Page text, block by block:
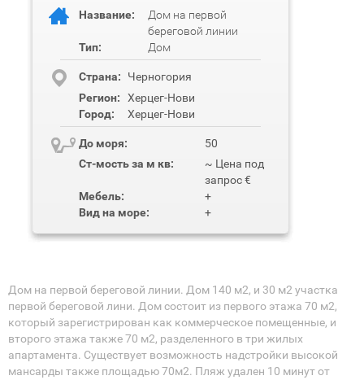
Название:
Дом на первой
береговой линии
Тип:
Дом
Cтрана:
Черногория
Регион:
Херцег-Нови
Город:
Херцег-Нови
До моря:
50
Ст-мость за м кв:
~ Цена под
запрос €
Мебель:
+
Вид на море:
+
Дом на первой береговой линии. Дом 140 м2, и 30 м2 участка
первой береговой лини. Дом состоит из первого этажа 70 м2,
который зарегистрирован как коммерческое помещенные, и
второго этажа также 70 м2, разделенного в три жилых
апартамента. Существует возможность надстройки высокой
мансарды также площадью 70м2. Пляж удален 10 минут от